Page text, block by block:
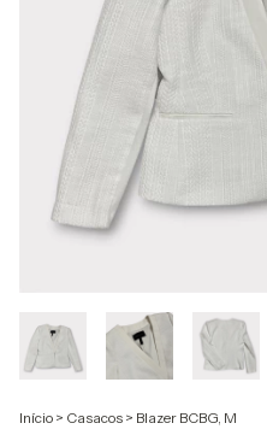
Início > Casacos > Blazer BCBG, M